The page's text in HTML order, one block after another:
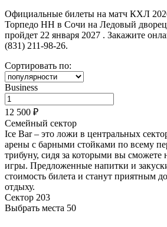
Официальные билеты на матч КХЛ
Торпедо НН в Сочи на Ледовый
пройдет 22 января 2027 . Закажите
(831) 211-98-26.
Сортировать по:
Business
12 500 ₽
Семейный сектор
Ice Bar – это ложи в центральных
арены с барными стойками по всему
трибуну, сидя за которыми вы сможете
игры. Предложенные напитки и
стоимость билета и станут приятным
отдыху.
Сектор 203
Выбрать места 50